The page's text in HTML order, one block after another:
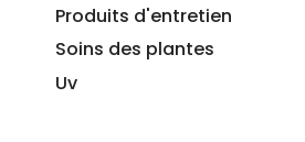
Produits d'entretien
Soins des plantes
Uv